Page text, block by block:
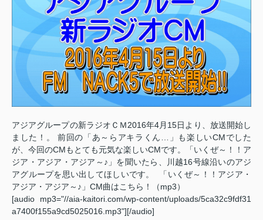
アジアグループの新ラジオＣＭ2016年4月15日より、放送開始し
ました！。 前回の「あ～らアキラくん…」も楽しいCMでした
が、今回のCMもとても元気な楽しいCMです。「いくぜ～！！ア
ジア・アジア・アジア～♪」を聞いたら、川越16号線沿いのアジ
アグループを思い出してほしいです。
「いくぜ～！！アジア・
アジア・アジア～♪」CM曲はこちら！（mp3）
[audio mp3="//aia-kaitori.com/wp-content/uploads/5ca32c9fdf31
a7400f155a9cd5025016.mp3"][/audio]